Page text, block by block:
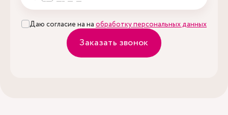
Даю согласие на на обработку персональных данных
Заказать звонок